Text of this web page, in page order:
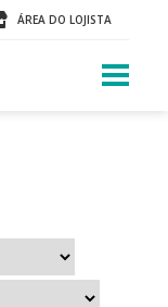
ÁREA DO LOJISTA